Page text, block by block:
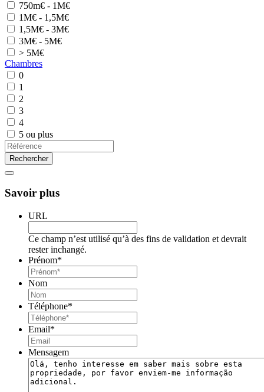
750m€ - 1M€
1M€ - 1,5M€
1,5M€ - 3M€
3M€ - 5M€
> 5M€
Chambres
0
1
2
3
4
5 ou plus
Savoir plus
URL
Ce champ n’est utilisé qu’à des fins de validation et devrait
rester inchangé.
Prénom*
Nom
Téléphone*
Email*
Mensagem